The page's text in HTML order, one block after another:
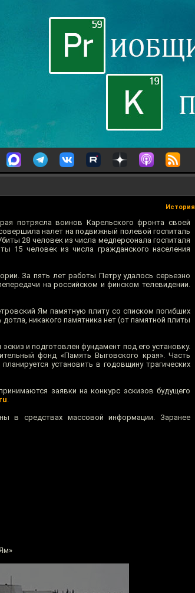
История
потрясла воинов Карельского фронта своей
налет на подвижный полевой госпиталь
28 человек из числа медперсонала госпиталя
15 человек из числа гражданского населения
За пять лет работы Петру удалось серьезно
на российском и финском телевидении.
Ям памятную плиту со списком погибших
никакого памятника нет (от памятной плиты
и подготовлен фундамент под его установку.
фонд «Память Выговского края». Часть
установить в годовщину трагических
заявки на конкурс эскизов будущего
.
в средствах массовой информации. Заранее